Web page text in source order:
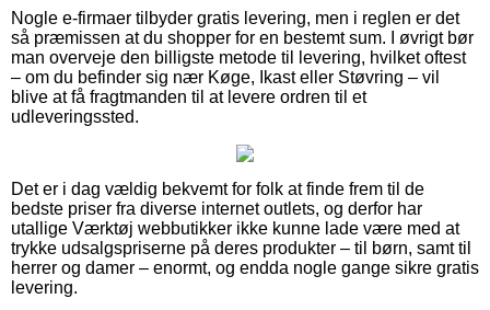
Nogle e-firmaer tilbyder gratis levering, men i reglen er det
så præmissen at du shopper for en bestemt sum. I øvrigt bør
man overveje den billigste metode til levering, hvilket oftest
– om du befinder sig nær Køge, Ikast eller Støvring – vil
blive at få fragtmanden til at levere ordren til et
udleveringssted.
Det er i dag vældig bekvemt for folk at finde frem til de
bedste priser fra diverse internet outlets, og derfor har
utallige Værktøj webbutikker ikke kunne lade være med at
trykke udsalgspriserne på deres produkter – til børn, samt til
herrer og damer – enormt, og endda nogle gange sikre gratis
levering.